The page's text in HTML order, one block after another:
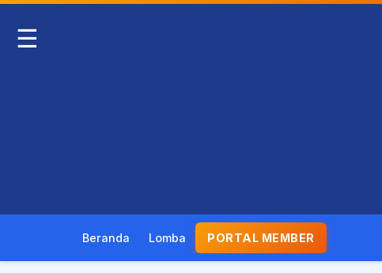
☰
Beranda Lomba PORTAL MEMBER